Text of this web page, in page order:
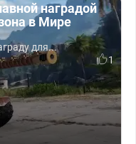
наградой
в Мире
для...
1